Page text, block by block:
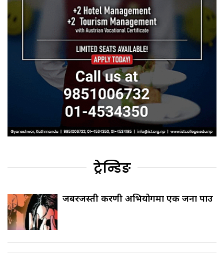
ट्रेन्डिङ
जबरजस्ती करणी अभियोगमा एक जना पक्राउ